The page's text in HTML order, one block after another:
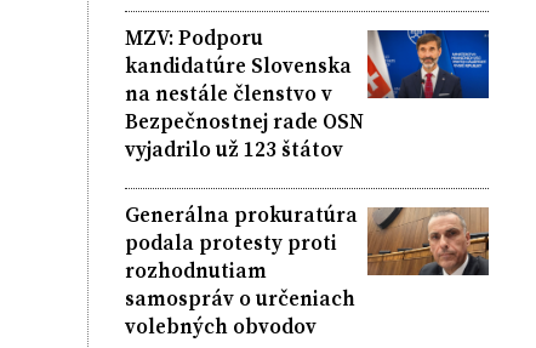
MZV: Podporu
kandidatúre Slovenska
na nestále členstvo v
Bezpečnostnej rade OSN
vyjadrilo už 123 štátov
Generálna prokuratúra
podala protesty proti
rozhodnutiam
samospráv o určeniach
volebných obvodov